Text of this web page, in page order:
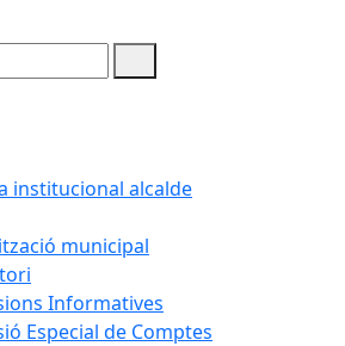
institucional alcalde
municipal
Informatives
Especial de Comptes